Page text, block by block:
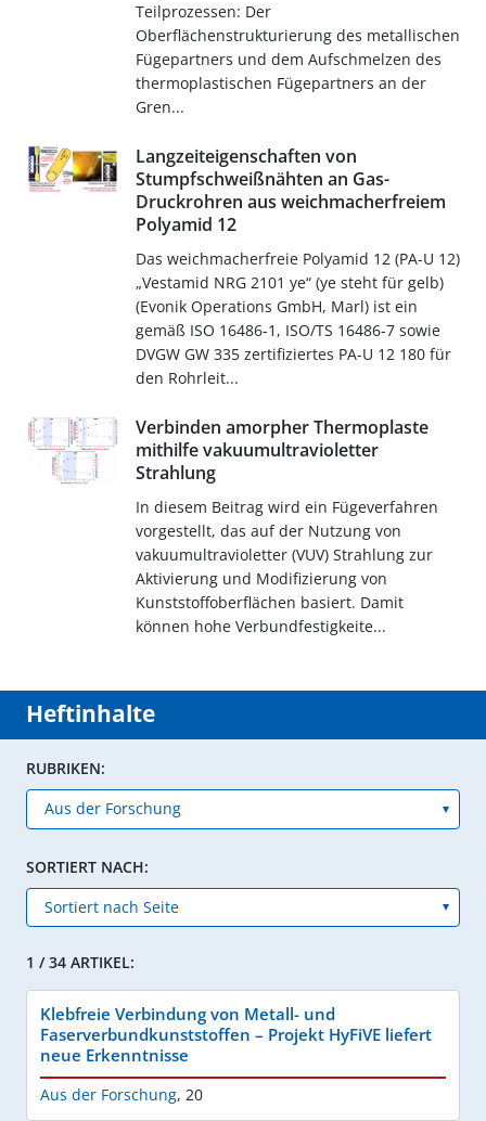
Teilprozessen: Der
Oberflächenstrukturierung des metallischen
Fügepartners und dem Aufschmelzen des
thermoplastischen Fügepartners an der
Gren...
Langzeiteigenschaften von
Stumpfschweißnähten an Gas-
Druckrohren aus weichmacherfreiem
Polyamid 12
Das weichmacherfreie Polyamid 12 (PA-U 12)
„Vestamid NRG 2101 ye“ (ye steht für gelb)
(Evonik Operations GmbH, Marl) ist ein
gemäß ISO 16486-1, ISO/TS 16486-7 sowie
DVGW GW 335 zertifiziertes PA-U 12 180 für
den Rohrleit...
Verbinden amorpher Thermoplaste
mithilfe vakuumultravioletter
Strahlung
In diesem Beitrag wird ein Fügeverfahren
vorgestellt, das auf der Nutzung von
vakuumultravioletter (VUV) Strahlung zur
Aktivierung und Modifizierung von
Kunststoffoberflächen basiert. Damit
können hohe Verbundfestigkeite...
Heftinhalte
RUBRIKEN:
SORTIERT NACH:
1 / 34 ARTIKEL:
Klebfreie Verbindung von Metall- und
Faserverbundkunststoffen – Projekt HyFiVE liefert
neue Erkenntnisse
Aus der Forschung, 20